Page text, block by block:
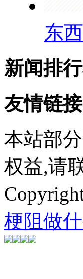
东
新闻排
友情链接
本站部
权益,请
梗阻做